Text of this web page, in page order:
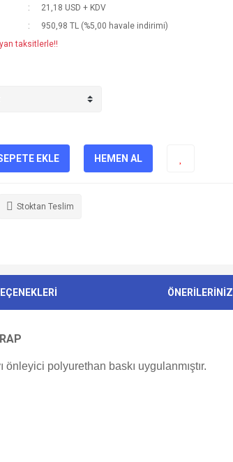
21,18 USD + KDV
950,98 TL (%5,00 havale indirimi)
taksitlerle!!
EKLE HEMEN AL
Stoktan Teslim
ÖNERİLERİNİZ
önleyici polyurethan baskı uygulanmıştır.